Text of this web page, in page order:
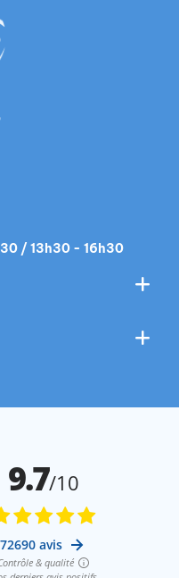
/ 13h30 - 16h30